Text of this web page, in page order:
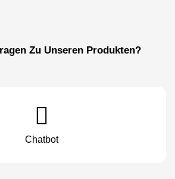
Zu Unseren Produkten?
Chatbot